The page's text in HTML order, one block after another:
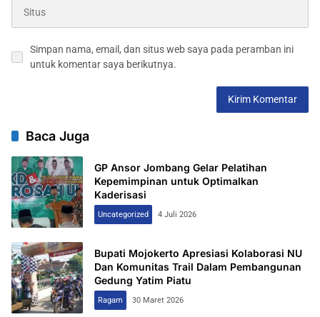
Simpan nama, email, dan situs web saya pada peramban ini
untuk komentar saya berikutnya.
Baca Juga
GP Ansor Jombang Gelar Pelatihan
Kepemimpinan untuk Optimalkan
Kaderisasi
Uncategorized 4 Juli 2026
Bupati Mojokerto Apresiasi Kolaborasi NU
Dan Komunitas Trail Dalam Pembangunan
Gedung Yatim Piatu
Ragam 30 Maret 2026